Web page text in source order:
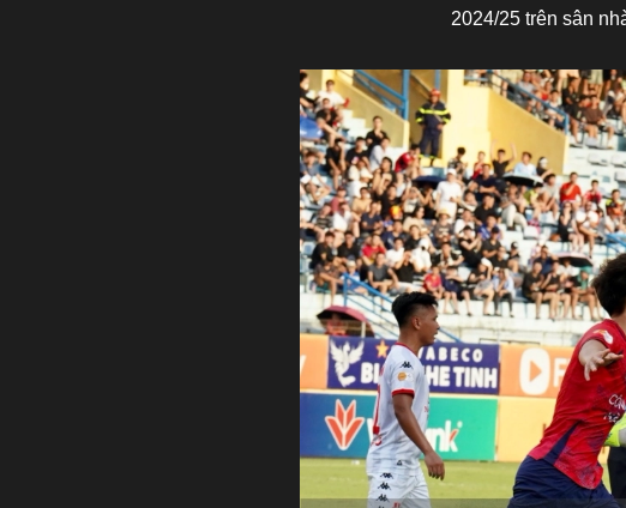
2024/25 trên sân